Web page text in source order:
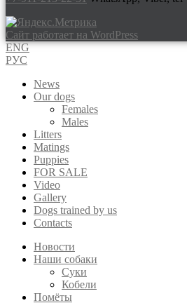
Сайт работает на WordPress
ENG
РУС
News
Our dogs
Females
Males
Litters
Matings
Puppies
FOR SALE
Video
Gallery
Dogs trained by us
Contacts
Новости
Наши собаки
Суки
Кобели
Помёты